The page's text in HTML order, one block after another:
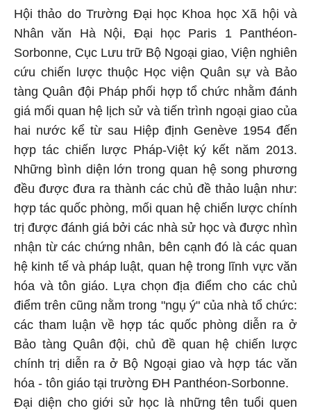
Hội thảo do Trường Đại học Khoa học Xã hội và
Nhân văn Hà Nội, Đại học Paris 1 Panthéon-
Sorbonne, Cục Lưu trữ Bộ Ngoại giao, Viện nghiên
cứu chiến lược thuộc Học viện Quân sự và Bảo
tàng Quân đội Pháp phối hợp tổ chức nhằm đánh
giá mối quan hệ lịch sử và tiến trình ngoại giao của
hai nước kể từ sau Hiệp định Genève 1954 đến
hợp tác chiến lược Pháp-Việt ký kết năm 2013.
Những bình diện lớn trong quan hệ song phương
đều được đưa ra thành các chủ đề thảo luận như:
hợp tác quốc phòng, mối quan hệ chiến lược chính
trị được đánh giá bởi các nhà sử học và được nhìn
nhận từ các chứng nhân, bên cạnh đó là các quan
hệ kinh tế và pháp luật, quan hệ trong lĩnh vực văn
hóa và tôn giáo. Lựa chọn địa điểm cho các chủ
điểm trên cũng nằm trong "ngụ ý" của nhà tổ chức:
các tham luận về hợp tác quốc phòng diễn ra ở
Bảo tàng Quân đội, chủ đề quan hệ chiến lược
chính trị diễn ra ở Bộ Ngoại giao và hợp tác văn
hóa - tôn giáo tại trường ĐH Panthéon-Sorbonne.
Đại diện cho giới sử học là những tên tuổi quen